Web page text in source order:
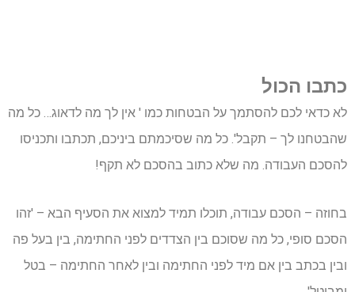
כתבו הכול
לא כדאי לכם להסתמך על הבטחות כמו ' אין לך מה לדאוג… כל מה
שהבטחנו לך – תקבל'. כל מה שסיכמתם ביניכם, תכתבו ותכניסו
להסכם העבודה. מה שלא כתוב בהסכם לא תקף!
בחוזה – הסכם עבודה, תוכלו תמיד למצוא את הסעיף הבא – 'זהו
הסכם סופי, כל מה שסוכם בין הצדדים לפני החתימה, בין בעל פה
ובין בכתב בין אם מיד לפני החתימה ובין לאחר החתימה – בטל